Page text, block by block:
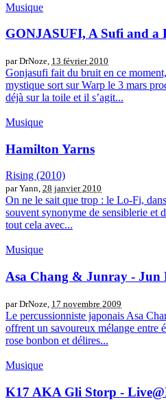
Musique
GONJASUFI, A Sufi and a
par DrNoze, 13 février 2010
Gonjasufi fait du bruit en ce
mystique sort sur Warp le 3 mars
déjà sur la toile et il s’agit...
Musique
Hamilton Yarns
Rising (2010)
par Yann, 28 janvier 2010
On ne le sait que trop : le Lo-Fi,
souvent synonyme de sensiblerie et
tout cela avec...
Musique
Asa Chang & Junray - Jun
par DrNoze, 17 novembre 2009
Le percussionniste japonais Asa
offrent un savoureux mélange entre
rose bonbon et délires...
Musique
K17 AKA Gli Storp -